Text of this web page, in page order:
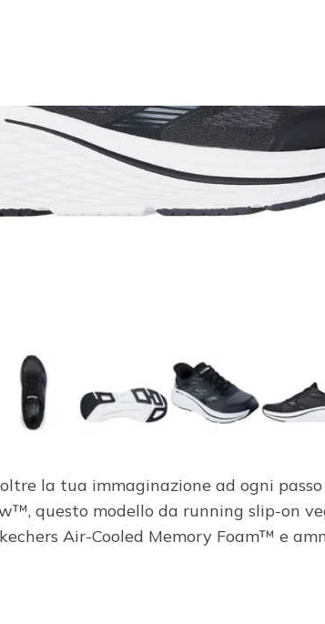
la tua immaginazione ad ogni
questo modello da running slip-on
Air-Cooled Memory Foam™ e